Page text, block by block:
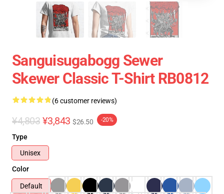
Sanguisugabogg Sewer
Skewer Classic T-Shirt RB0812
(6 customer reviews)
¥4,803 ¥3,843 $26.50 -20%
Type
Unisex
Color
Default